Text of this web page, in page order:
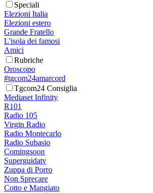
Speciali
Elezioni Italia
Elezioni estero
Grande Fratello
L'isola dei famosi
Amici
Rubriche
Oroscopo
#tgcom24amarcord
Tgcom24 Consiglia
Mediaset Infinity
R101
Radio 105
Virgin Radio
Radio Montecarlo
Radio Subasio
Comingsoon
Superguidatv
Zuppa di Porro
Non Sprecare
Cotto e Mangiato